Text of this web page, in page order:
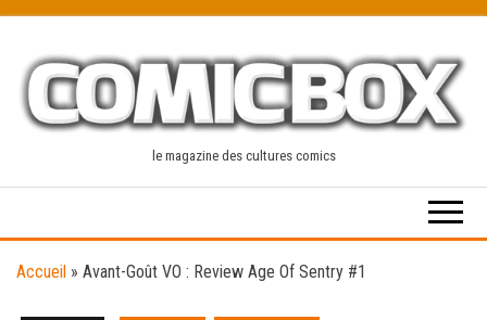
content
le magazine des cultures comics
Accueil » Avant-Goût VO : Review Age Of Sentry #1